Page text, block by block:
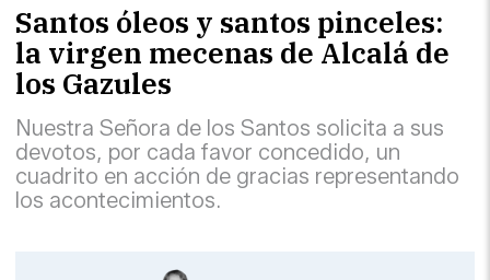
Santos óleos y santos pinceles:
la virgen mecenas de Alcalá de
los Gazules
Nuestra Señora de los Santos solicita a sus
devotos, por cada favor concedido, un
cuadrito en acción de gracias representando
los acontecimientos.